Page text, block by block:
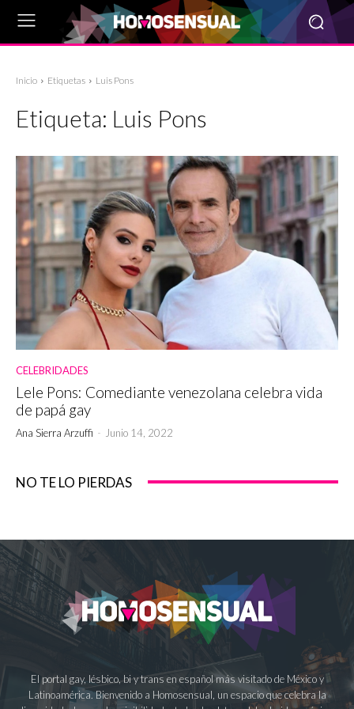
Inicio Etiquetas Luis Pons
Etiqueta: Luis Pons
CELEBRIDADES
Lele Pons: Comediante venezolana celebra vida
de papá gay
Ana Sierra Arzuffi - Junio 14, 2022
NO TE LO PIERDAS
El portal gay, lésbico, bi y trans en español más visitado de México y
Latinoamérica. Bienvenido a Homosensual, un espacio que celebra la